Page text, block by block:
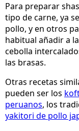
Para preparar
tipo de carne, ya
pollo, y en otros
habitual añadir a
cebolla
las brasas.
Otras recetas
pueden ser los
peruanos, los
yakitori de pollo